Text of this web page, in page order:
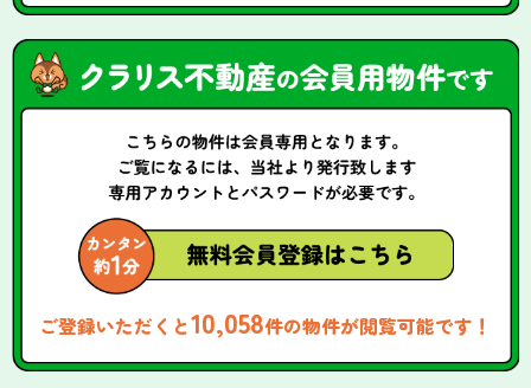
ご登録いただくと10,058件の物件が閲覧可能です！